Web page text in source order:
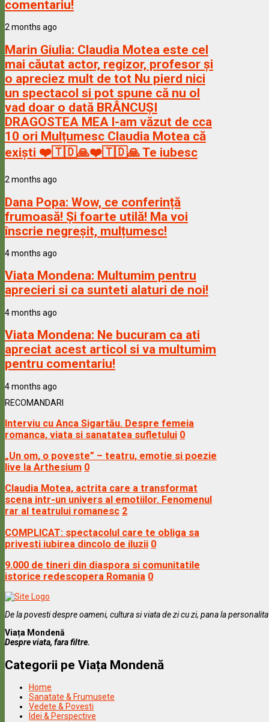
comentariu!
2 months ago
Marin Giulia: Claudia Motea este cel
mai căutat actor, regizor, profesor și
o apreciez mult de tot Nu pierd nici
un spectacol si pot spune că nu ol
vad doar o dată BRÂNCUȘI
DRAGOSTEA MEA l-am văzut de cca
10 ori Mulțumesc Claudia Motea că
exiști ❤️🇹🇩🙏❤️🇹🇩🙏 Te iubesc
2 months ago
Dana Popa: Wow, ce conferință
frumoasă! Și foarte utilă! Ma voi
înscrie negreșit, mulțumesc!
4 months ago
Viata Mondena: Multumim pentru
aprecieri si ca sunteti alaturi de noi!
4 months ago
Viata Mondena: Ne bucuram ca ati
apreciat acest articol si va multumim
pentru comentariu!
4 months ago
RECOMANDARI
Interviu cu Anca Sigartău. Despre femeia
romanca, viata si sanatatea sufletului 0
„Un om, o poveste” – teatru, emotie si poezie
live la Arthesium 0
Claudia Motea, actrita care a transformat
scena intr-un univers al emotiilor. Fenomenul
rar al teatrului romanesc 2
COMPLICAT: spectacolul care te obliga sa
privesti iubirea dincolo de iluzii 0
9.000 de tineri din diaspora si comunitatile
istorice redescopera Romania 0
De la povesti despre oameni, cultura si viata de zi cu zi, pana la
Viața Mondenă
Despre viata, fara filtre.
Categorii pe Viața Mondenă
Home
Sanatate & Frumusete
Vedete & Povesti
Idei & Perspective